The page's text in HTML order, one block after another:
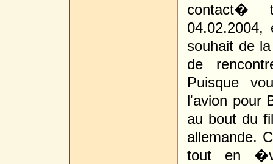
contact�
souhait de
de
Puisque
l'avion pour
au bout du
allemande.
tout en